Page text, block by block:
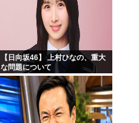
【日向坂46】 上村ひなの、重大
な問題について